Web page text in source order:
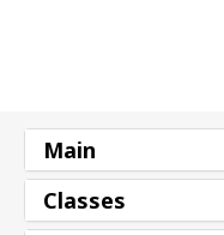
Main
Classes